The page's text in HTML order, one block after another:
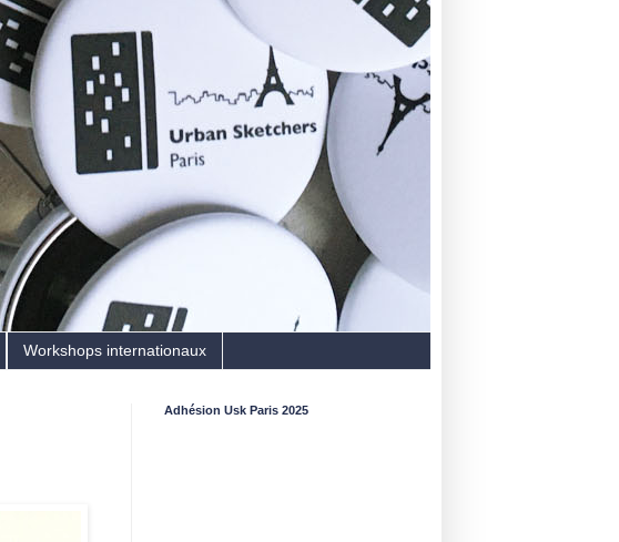
Workshops internationaux
Adhésion Usk Paris 2025